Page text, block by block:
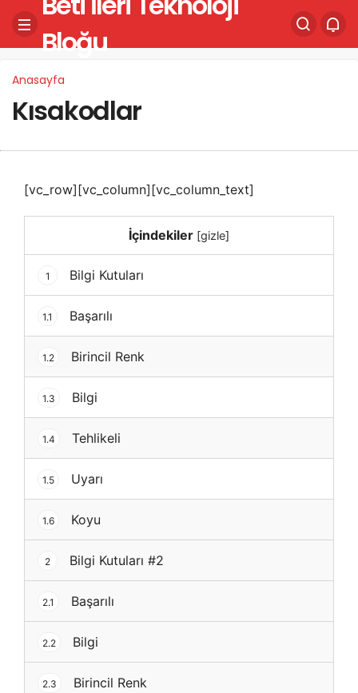
Bloğu
Anasayfa
Kısakodlar
[vc_row][vc_column][vc_column_text]
İçindekiler [gizle]
1 Bilgi Kutuları
1.1 Başarılı
1.2 Birincil Renk
1.3 Bilgi
1.4 Tehlikeli
1.5 Uyarı
1.6 Koyu
2 Bilgi Kutuları #2
2.1 Başarılı
2.2 Bilgi
2.3 Birincil Renk